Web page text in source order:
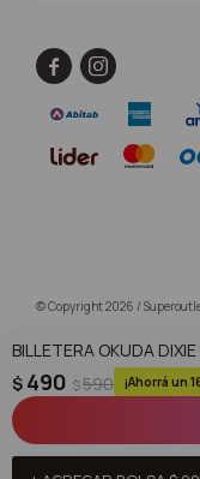
BILLETERA OKUDA
$ 490 $590
 
© Copyright 2026 /